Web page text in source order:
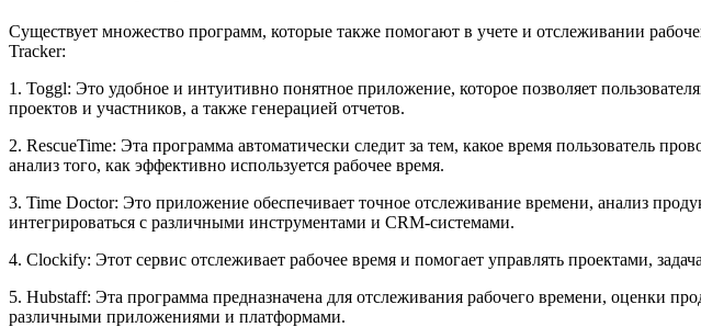
Существует множество программ, которые также помогают в учете и отслеживании
Tracker:
1. Toggl: Это удобное и интуитивно понятное приложение, которое позволяет
проектов и участников, а также генерацией отчетов.
2. RescueTime: Эта программа автоматически следит за тем, какое время пользователь
анализ того, как эффективно используется рабочее время.
3. Time Doctor: Это приложение обеспечивает точное отслеживание времени, анализ
интегрироваться с различными инструментами и CRM-системами.
4. Clockify: Этот сервис отслеживает рабочее время и помогает управлять проектами,
5. Hubstaff: Эта программа предназначена для отслеживания рабочего времени, оценки
различными приложениями и платформами.